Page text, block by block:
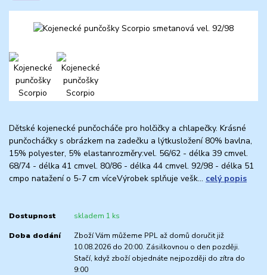
Dětské kojenecké punčocháče pro holčičky a chlapečky. Krásné
punčocháčky s obrázkem na zadečku a lýtkusložení 80% bavlna,
15% polyester, 5% elastanrozměry:vel. 56/62 - délka 39 cmvel.
68/74 - délka 41 cmvel. 80/86 - délka 44 cmvel. 92/98 - délka 51
cmpo natažení o 5-7 cm víceVýrobek splňuje vešk... celý popis
Dostupnost skladem 1 ks
Doba dodání
Zboží Vám můžeme PPL až domů doručit již
10.08.2026 do 20:00. Zásilkovnou o den později.
Stačí, když zboží objednáte nejpozději do zítra do
9:00